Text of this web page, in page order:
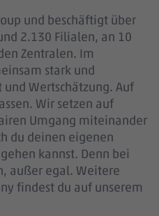
und beschäftigt über
2.130 Filialen, an 10
Zentralen. Im
stark und
Wertschätzung. Auf
Wir setzen auf
Umgang miteinander
du deinen eigenen
kannst. Denn bei
außer egal. Weitere
findest du auf unserem